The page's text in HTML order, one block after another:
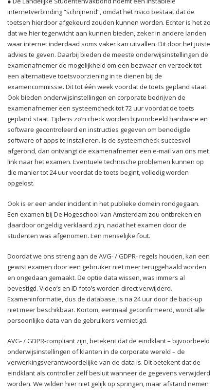
internetverbinding “schrijnend”, omdat het risico bestaat dat de
toetsen hierdoor afgekeurd zouden kunnen worden. Echter is het zo
dat we hier tegenwicht aan kunnen bieden, zeker in andere landen
waar internet inderdaad soms vaker kan uitvallen. Dit door het juiste
advies te geven. Daarbij bieden de meeste onderwijsinstellingen de
examenafnemer de mogelijkheid om een bezwaar en verzoek tot
een alternatieve toetsvoorziening in te dienen bij de
examencommissie. Dit tot één week voordat de toets gepland staat.
Ook bieden onderwijsinstellingen en corporate bedrijven de
examenafnemer een systeemcheck tot 72 uur voordat de toets
gepland staat. Tijdens zo’n check worden bijvoorbeeld hardware en
software gecontroleerd en instructies gegeven om benodigde
software of apps te installeren. Is de systeemcheck succesvol
afgerond, dan ontvangt de examenafnemer een e-mail van ons met
link naar het examen. Eventuele technische problemen kunnen op
die manier tot 24 uur voordat de toets begint, volledig worden
opgelost.
Ook is er een ander incident in het publieke domein rondgegaan.
Een examen bij De Hogeschool van Amsterdam zou ontbreken en
daardoor ongeldig verklaard zijn, nadat het examen door de
studenten was afgenomen. Een menselijke fout.
Doordat we ons streng aan de AVG- / GDPR- regels houden, kan een
gewist examen door een gebruiker niet meer teruggehaald worden
en ongedaan gemaakt. De optie data wissen, was immers al
bevestigd. Video’s en ID foto’s worden direct verwijderd.
Exameninformatie, dus de database, is na 24 uur door de back-up
niet meer beschikbaar. Kortom, eenmaal geconfirmeerd, wordt alle
persoonlijke data van de gebruikers vernietigd.
AVG- / GDPR-compliant zijn, betekent dat de eindklant – bijvoorbeeld
onderwijsinstellingen of klanten in de corporate wereld – de
verwerkingsverantwoordelijke van de data is. Dit betekent dat de
eindklant als controller zelf besluit wanneer de gegevens verwijderd
worden. We wilden hier niet gelijk op springen, maar afstand nemen